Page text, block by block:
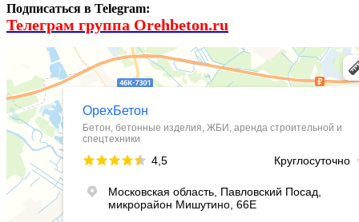
Подписаться в Telegram:
Телеграм группа Orehbeton.ru